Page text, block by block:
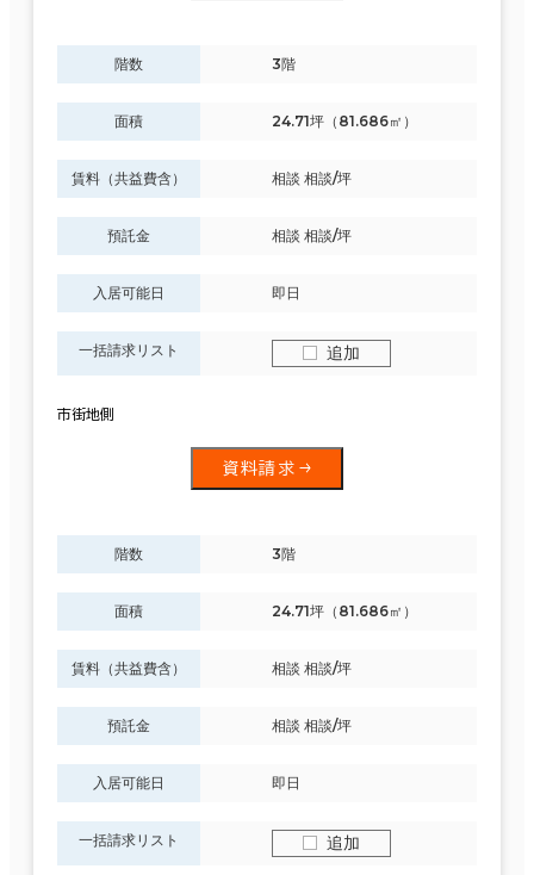
階数 3階
面積 24.71坪（81.686㎡）
賃料（共益費含） 相談 相談/坪
預託金 相談 相談/坪
入居可能日 即日
一括請求リスト 追加
市街地側
資料請求
階数 3階
面積 24.71坪（81.686㎡）
賃料（共益費含） 相談 相談/坪
預託金 相談 相談/坪
入居可能日 即日
一括請求リスト 追加